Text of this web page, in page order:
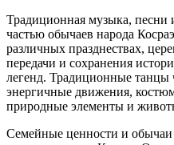
Традиционная музыка, песни
частью обычаев народа
различных празднествах,
передачи и сохранения
легенд. Традиционные танцы
энергичные движения,
природные элементы и
Семейные ценности и